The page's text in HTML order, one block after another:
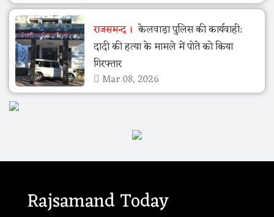
राजसमन्द
केलवाड़ा पुलिस की कार्यवाही:
दादी की हत्या के मामले में पोते को किया
गिरफ्तार
Mar 08, 2026
Rajsamand Today